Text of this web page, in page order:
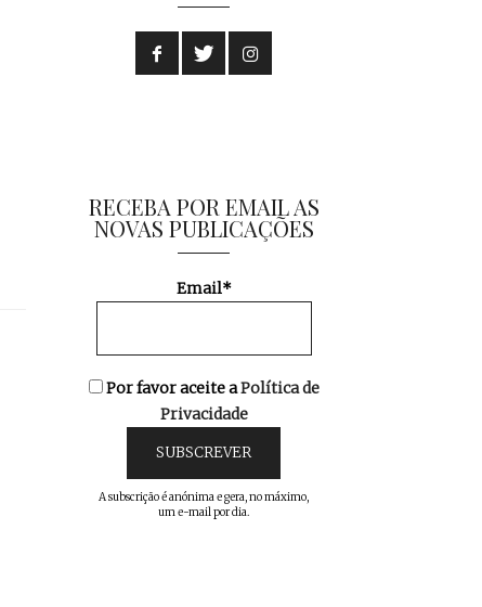
RECEBA POR EMAIL AS
NOVAS PUBLICAÇÕES
Email*
Por favor aceite aPolítica de
Privacidade
A subscrição é anónima e gera, no máximo,
um e-mail por dia.